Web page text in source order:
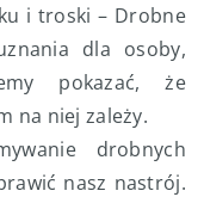
i troski – Drobne
dla osoby,
pokazać, że
na niej zależy.
drobnych
nasz nastrój.